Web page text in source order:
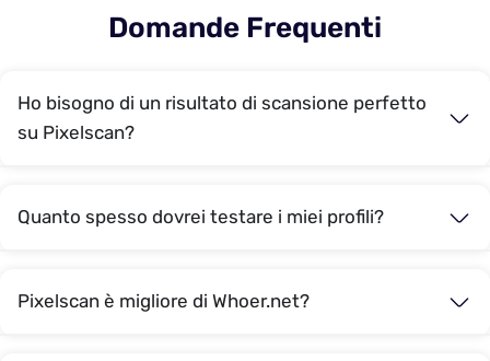
Domande Frequenti
Ho bisogno di un risultato di scansione perfetto
su Pixelscan?
Quanto spesso dovrei testare i miei profili?
Pixelscan è migliore di Whoer.net?